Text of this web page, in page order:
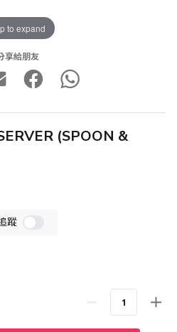
to expand
享給朋友
(SPOON &
蹤